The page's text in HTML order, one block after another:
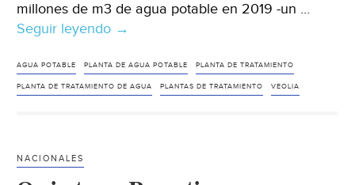
millones de m3 de agua potable en 2019 -un …
Seguir leyendo Veolia
producir
cerca
→
AGUA POTABLE PLANTA DE AGUA POTABLE PLANTA DE TRATAMIENTO
PLANTA DE TRATAMIENTO DE AGUA PLANTAS DE TRATAMIENTO VEOLIA
NACIONALES